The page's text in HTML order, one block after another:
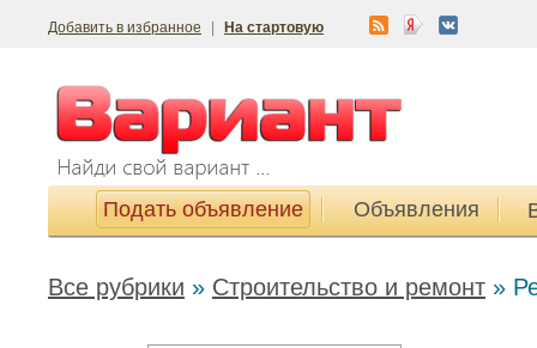
Добавить в избранное На стартовую
Подать объявление Объявления
Все рубрики » Строительство и ремонт »